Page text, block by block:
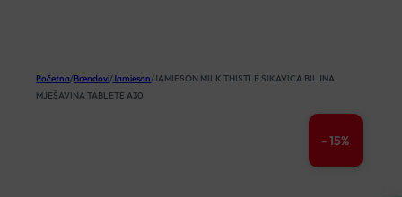
Početna/Brendovi/Jamieson/JAMIESON MILK THISTLE SIKAVICA BILJNA
MJEŠAVINA TABLETE A30
- 15%